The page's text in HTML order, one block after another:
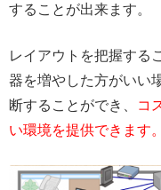
することが出来ます。
レイアウトを把握する
器を増やした方がいい
断することができ、
コ
い環境を提供できます。